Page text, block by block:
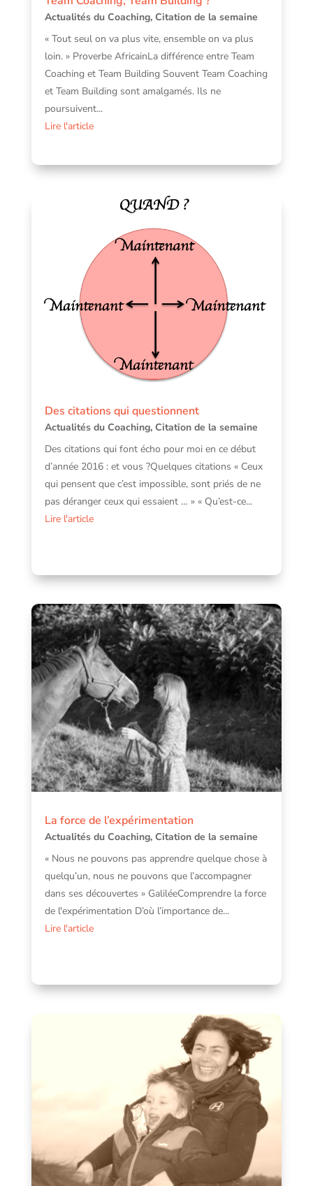
Actualités du Coaching, Citation de la semaine
« Tout seul on va plus vite, ensemble on va plus
loin. » Proverbe AfricainLa différence entre Team
Coaching et Team Building Souvent Team Coaching
et Team Building sont amalgamés. Ils ne
poursuivent...
Lire l'article
Des citations qui questionnent
Actualités du Coaching, Citation de la semaine
Des citations qui font écho pour moi en ce début
d’année 2016 : et vous ?Quelques citations « Ceux
qui pensent que c’est impossible, sont priés de ne
pas déranger ceux qui essaient … » « Qu’est-ce...
Lire l'article
La force de l’expérimentation
Actualités du Coaching, Citation de la semaine
« Nous ne pouvons pas apprendre quelque chose à
quelqu’un, nous ne pouvons que l’accompagner
dans ses découvertes » GaliléeComprendre la force
de l'expérimentation D’où l’importance de...
Lire l'article